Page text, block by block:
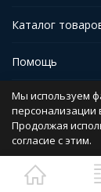
Каталог
Помощь
Иформация
Политика
Разработано в
Мы используем
персонализации
Продолжая
согласие с этим.